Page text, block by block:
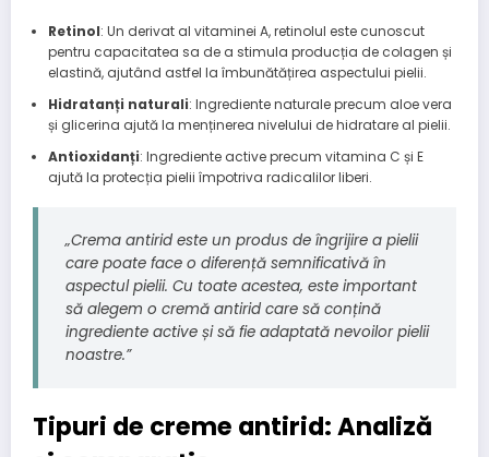
Retinol: Un derivat al vitaminei A, retinolul este cunoscut
pentru capacitatea sa de a stimula producția de colagen și
elastină, ajutând astfel la îmbunătățirea aspectului pielii.
Hidratanți naturali: Ingrediente naturale precum aloe vera
și glicerina ajută la menținerea nivelului de hidratare al pielii.
Antioxidanți: Ingrediente active precum vitamina C și E
ajută la protecția pielii împotriva radicalilor liberi.
„Crema antirid este un produs de îngrijire a pielii
care poate face o diferență semnificativă în
aspectul pielii. Cu toate acestea, este important
să alegem o cremă antirid care să conțină
ingrediente active și să fie adaptată nevoilor pielii
noastre.”
Tipuri de creme antirid: Analiză